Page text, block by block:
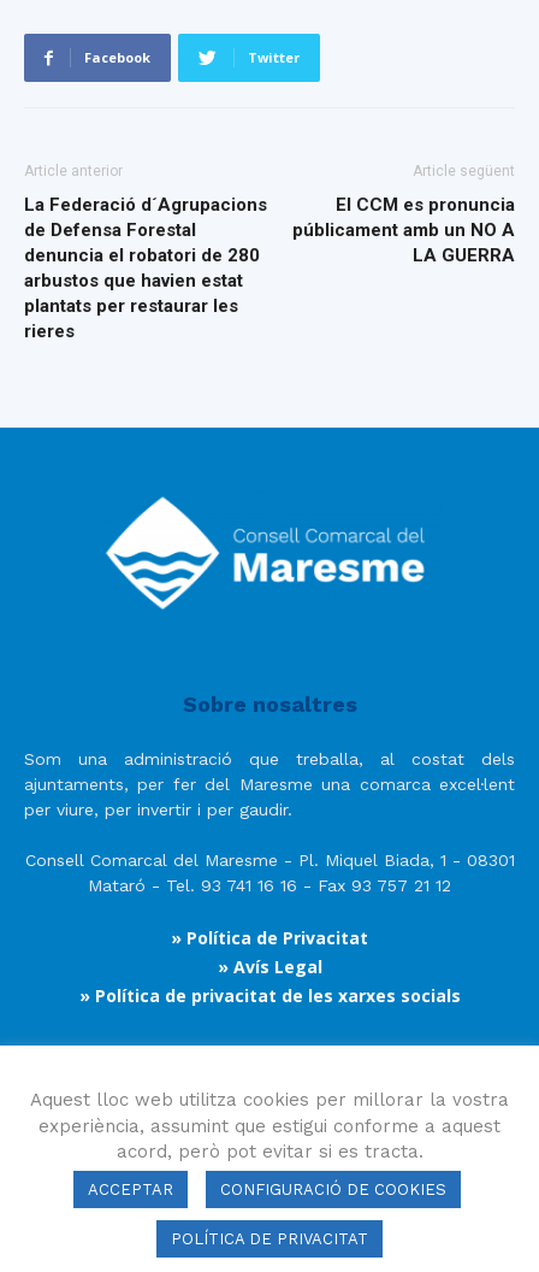
Facebook Twitter
Article anterior
La Federació d´Agrupacions
de Defensa Forestal
denuncia el robatori de 280
arbustos que havien estat
plantats per restaurar les
rieres
Article següent
El CCM es pronuncia
públicament amb un NO A
LA GUERRA
Sobre nosaltres
Som una administració que treballa, al costat dels
ajuntaments, per fer del Maresme una comarca excel·lent
per viure, per invertir i per gaudir.
Consell Comarcal del Maresme - Pl. Miquel Biada, 1 - 08301
Mataró - Tel. 93 741 16 16 - Fax 93 757 21 12
» Política de Privacitat
» Avís Legal
» Política de privacitat de les xarxes socials
Segueix-nos
Consell Comarcal del Maresme 2023 Copyright © Tots els drets
Aquest lloc web utilitza cookies per millorar la vostra
experiència, assumint que estigui conforme a aquest
acord, però pot evitar si es tracta.
ACCEPTAR CONFIGURACIÓ DE COOKIES
POLÍTICA DE PRIVACITAT